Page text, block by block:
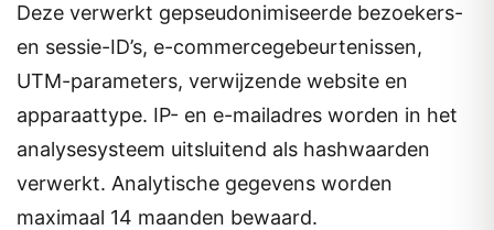
Deze verwerkt gepseudonimiseerde bezoekers-
en sessie-ID’s, e-commercegebeurtenissen,
UTM-parameters, verwijzende website en
apparaattype. IP- en e-mailadres worden in het
analysesysteem uitsluitend als hashwaarden
verwerkt. Analytische gegevens worden
maximaal 14 maanden bewaard.